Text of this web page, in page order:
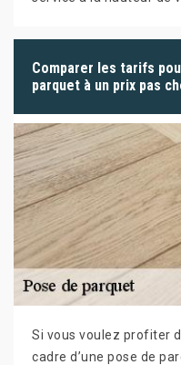
Comparer les tarifs
parquet à un prix pas
Si vous voulez profiter
cadre d’une pose de